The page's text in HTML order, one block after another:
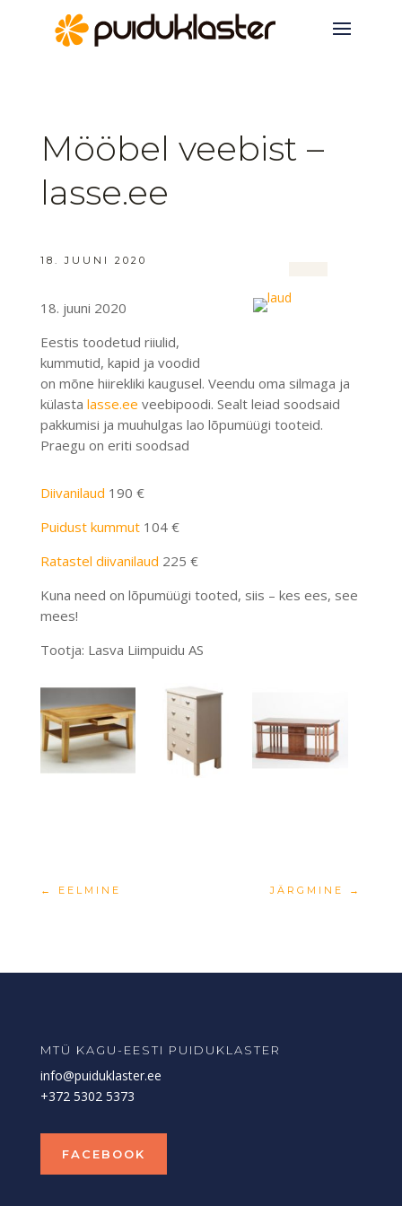
Mööbel veebist –
lasse.ee
18. JUUNI 2020
18. juuni 2020
Eestis toodetud riiulid,
kummutid, kapid ja voodid
on mõne hiirekliki kaugusel. Veendu oma silmaga ja
külasta lasse.ee veebipoodi. Sealt leiad soodsaid
pakkumisi ja muuhulgas lao lõpumüügi tooteid.
Praegu on eriti soodsad
Diivanilaud 190 €
Puidust kummut 104 €
Ratastel diivanilaud 225 €
Kuna need on lõpumüügi tooted, siis – kes ees, see
mees!
Tootja: Lasva Liimpuidu AS
← EELMINE JÄRGMINE →
MTÜ KAGU-EESTI PUIDUKLASTER
info@puiduklaster.ee
+372 5302 5373
FACEBOOK